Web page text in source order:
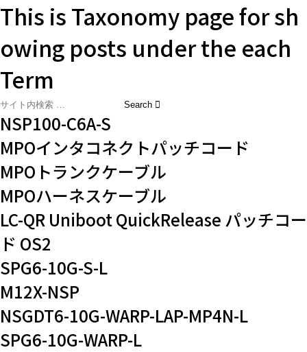
This is Taxonomy page for sh
owing posts under the each
Term
NSP100-C6A-S
MPOインタコネクトパッチコード
MPOトランクケーブル
MPOハーネスケーブル
LC-QR Uniboot QuickRelease パッチコー
ド OS2
SPG6-10G-S-L
M12X-NSP
NSGDT6-10G-WARP-LAP-MP4N-L
SPG6-10G-WARP-L